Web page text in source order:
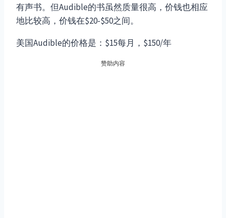
有声书。但Audible的书虽然质量很高，价钱也相应
地比较高，价钱在$20-$50之间。
美国Audible的价格是：$15每月，$150/年
赞助内容